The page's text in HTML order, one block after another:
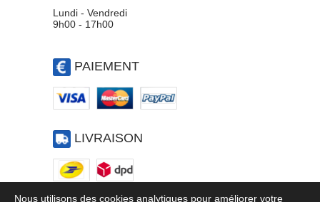
Lundi - Vendredi
9h00 - 17h00
PAIEMENT
LIVRAISON
Nous utilisons des cookies analytiques pour améliorer votre